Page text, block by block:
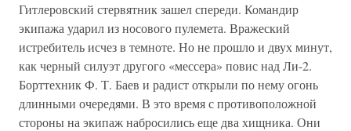
Гитлеровский стервятник зашел спереди. Командир
экипажа ударил из носового пулемета. Вражеский
истребитель исчез в темноте. Но не прошло и двух минут,
как черный силуэт другого «мессера» повис над Ли-2.
Борттехник Ф. Т. Баев и радист открыли по нему огонь
длинными очередями. В это время с противоположной
стороны на экипаж набросились еще два хищника. Они